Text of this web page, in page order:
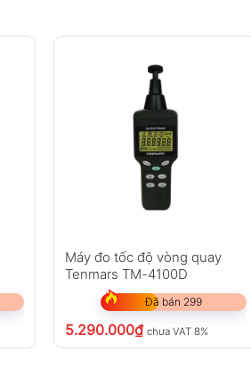
Máy đo tốc độ vòng quay
Tenmars TM-4100D
Đã bán 299
5.290.000₫ chưa VAT 8%